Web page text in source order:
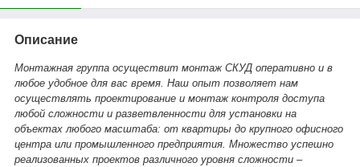
Описание
Монтажная группа осуществит монтаж СКУД оперативно и в
любое удобное для вас время. Наш опыт позволяет нам
осуществлять проектирование и монтаж контроля доступа
любой сложности и разветвленности для установки на
объектах любого масштаба: от квартиры до крупного офисного
центра или промышленного предприятия. Множество успешно
реализованных проектов различного уровня сложности –